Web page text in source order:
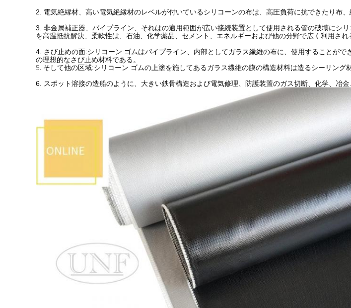
2. 電気絶縁材、高い電気絶縁材のレベルが付いているシリコーンの布は、高圧負荷に抗できたり布
3. 非金属補正器、パイプライン、それはの適用範囲が広い接続装置として使用される管の破壊にシ
を高温抵抗解決、柔軟性は、石油、化学薬品、セメント、エネルギーおよび他の分野で広く利用され
4. さび止めの面:シリコーン ゴムはパイプライン、内部としてガラス繊維の布に、使用することが
の理想的なさび止め材料である。
5. そして他の区域:シリコーン ゴムの上塗を施してあるガラス繊維の膜の構造材料は造るシーリング
6. スポット溶接の造船のように、大きい鉄骨構造および電気修理、防護装置のガス切断、化学、冶